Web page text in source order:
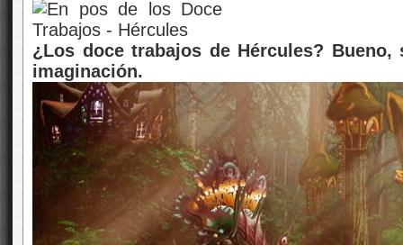
¿Los doce trabajos de Hércules?
imaginación.